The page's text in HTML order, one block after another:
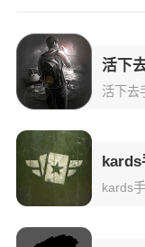
活下